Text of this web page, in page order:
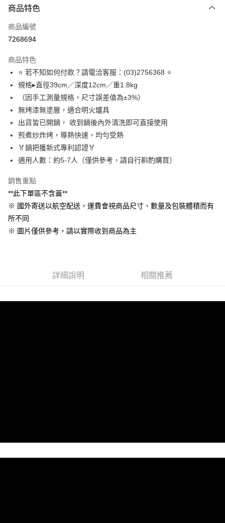
成交易。
4.訂單成立30分鐘內，如未前往確認交易或遇審核未通過，訂單將自動取
消。如遇「轉專審核」未通過狀況，表示未達大哥付你分期系統評分，恕無
1.分期款項不併入電信帳單，「大哥付你分期」於每月結算日後寄送繳費提
醒簡訊。
2.透過簡訊連結打開帳單後，可選擇「超商條碼／台灣大直營門市／銀行轉
帳／街口支付／iPASS MONEY」等通路繳費。
【注意事項】
1.本服務係由「台灣大哥大股份有限公司」（以下簡稱本公司）所提供，讓
用戶於交易時，得透過本服務購買商品或服務，並由商店將買賣／分期付款
買賣價金債權讓與本公司後，依約使用本公司帳單繳交帳款。
2.基於同意付款使用「大哥付你分期」之契約關係目的，商店將以您的個人
由本公司與您本人進行分期帳單所需資料之確認、核對及更正。
【關於「AFTEE先享後付」】
AFTEE先享後付是「在收到商品之後才付款」的支付方式。 讓您購物簡單
便利好安心！
１．簡單：不需註冊會員、不需綁卡、不需儲值。
２．便利：只要手機號碼，簡訊認證，即可結帳。
【「AFTEE先享後付」結帳流程】
１．於結帳方式選擇「AFTEE先享後付」後，將跳轉至「AFTEE先享後付」
結帳頁面，進行簡訊認證並確認金額後，即可完成結帳。
２．訂單成立數日內，您將收到繳費通知簡訊。
ATM／網路銀行／等多元方式進行付款，方視為交易完成。
※ 請注意：結帳手續完成當下不需立刻繳費，但若您需要取消訂單，請聯絡
購買商品的店家。未經商家同意取消之訂單仍視為有效，需透過AFTEE先享
後付繳納相關費用。
※ 交易是否成功請以「AFTEE先享後付 」之結帳頁面顯示為準，若有關於
是否繳費成功／繳費後需取消欲退款等相關疑問，請聯繫「AFTEE先享後付
【注意事項】
１．透過由恩沛科技股份有限公司提供之「AFTEE先享後付」服務完成之交
易，需依本服務之必要範圍內提供個人資料，並將交易相關給付款項請求債
２．關於個人資料處理事宜，請瀏覽以下網址：
https://aftee.tw/terms/#terms3
時審查核予不同之上限額度；若仍有額度不足之情形，本公司將視審查結果
恩沛科技股份有限公司將有權停止該用戶之使用額度並採取法律行動。
ATM付款
運送方式
離島配送
每筆NT$150，滿NT$3,000(含以上)免運費
商品特色
商品編號
7268694
商品特色
⭐ 若不知如何付款？請電洽客服：(03)2756368 ⭐
規格▸直徑39cm／深度12cm／重1.8kg
（因手工測量規格，尺寸誤差值為±3%）
無烤漆無塗層，適合明火爐具
出貨皆已開鍋， 收到鍋後內外清洗即可直接使用
煎煮炒炸烤，導熱快速，均勻受熱
🏅鍋把獲新式專利認證🏅
適用人數：約5-7人（僅供參考，請自行斟酌購買）
銷售重點
**此下單區不含蓋**
※ 國外寄送以航空配送，運費會視商品尺寸、數量及包裝體積而有
所不同
※ 圖片僅供參考，請以實際收到商品為主
詳細說明 相關推薦